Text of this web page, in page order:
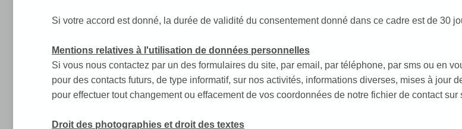
Si votre accord est donné, la durée de validité du consentement donné dans ce cadre est de 30
Mentions relatives à l'utilisation de données personnelles
Si vous nous contactez par un des formulaires du site, par email, par téléphone, par sms ou en
pour des contacts futurs, de type informatif, sur nos activités, informations diverses, mises à jour
pour effectuer tout changement ou effacement de vos coordonnées de notre fichier de contact
Droit des photographies et droit des textes